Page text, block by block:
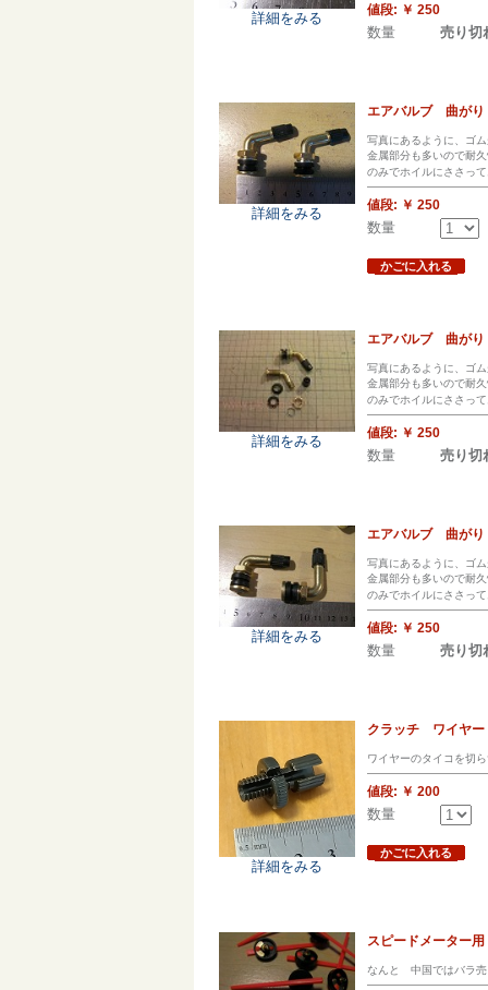
詳細をみる
値段: ￥ 250
数量 売り切
詳細をみる
エアバルブ 曲が
写真にあるように、ゴ
金属部分も多いので耐
のみでホイルにささっ
値段: ￥ 250
数量
かごに入れる
詳細をみる
エアバルブ 曲が
写真にあるように、ゴ
金属部分も多いので耐
のみでホイルにささっ
値段: ￥ 250
数量 売り切
詳細をみる
エアバルブ 曲が
写真にあるように、ゴ
金属部分も多いので耐
のみでホイルにささっ
値段: ￥ 250
数量 売り切
詳細をみる
クラッチ ワイヤ
ワイヤーのタイコを切
値段: ￥ 200
数量
かごに入れる
スピードメー
なんと 中国ではバラ